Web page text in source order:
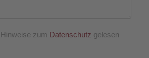
zum Datenschutz gelesen